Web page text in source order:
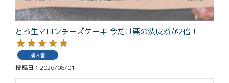
トセール
季節限定
価格別
〜¥1,999
とろ生マロンチーズケーキ 今だけ栗の渋皮煮が2倍！
購入者
投稿日 2026/08/01